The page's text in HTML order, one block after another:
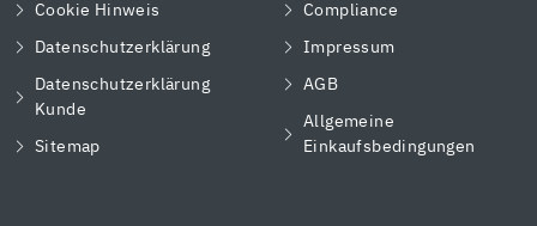
Cookie Hinweis
Datenschutzerklärung
Datenschutzerklärung
Kunde
Sitemap
Compliance
Impressum
AGB
Allgemeine
Einkaufsbedingungen